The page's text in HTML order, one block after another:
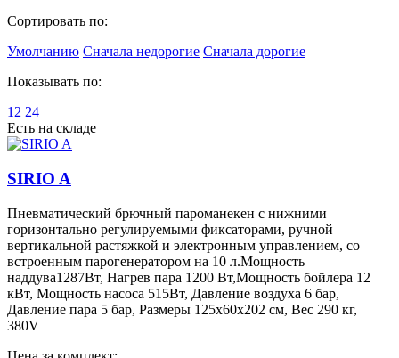
Сортировать по:
Умолчанию Сначала недорогие Сначала дорогие
Показывать по:
12 24
Есть на складе
SIRIO A
Пневматический брючный пароманекен с нижними
горизонтально регулируемыми фиксаторами, ручной
вертикальной растяжкой и электронным управлением, со
встроенным парогенератором на 10 л.Мощность
наддува1287Вт, Нагрев пара 1200 Вт,Мощность бойлера 12
кВт, Мощность насоса 515Вт, Давление воздуха 6 бар,
Давление пара 5 бар, Размеры 125x60x202 см, Вес 290 кг,
380V